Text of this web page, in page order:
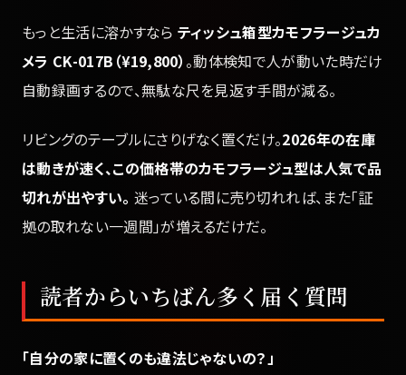
もっと生活に溶かすなら ティッシュ箱型カモフラージュカ
メラ CK-017B（¥19,800） 。動体検知で人が動いた時だけ
自動録画するので、無駄な尺を見返す手間が減る。
リビングのテーブルにさりげなく置くだけ。2026年の在庫
は動きが速く、この価格帯のカモフラージュ型は人気で品
切れが出やすい。 迷っている間に売り切れれば、また「証
拠の取れない一週間」が増えるだけだ。
読者からいちばん多く届く質問
「自分の家に置くのも違法じゃないの？」